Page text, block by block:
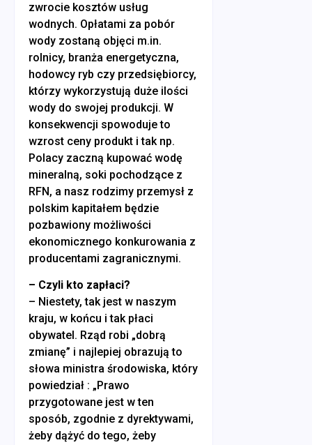
zwrocie kosztów usług
wodnych. Opłatami za pobór
wody zostaną objęci m.in.
rolnicy, branża energetyczna,
hodowcy ryb czy przedsiębiorcy,
którzy wykorzystują duże ilości
wody do swojej produkcji. W
konsekwencji spowoduje to
wzrost ceny produkt i tak np.
Polacy zaczną kupować wodę
mineralną, soki pochodzące z
RFN, a nasz rodzimy przemysł z
polskim kapitałem będzie
pozbawiony możliwości
ekonomicznego konkurowania z
producentami zagranicznymi.
– Czyli kto zapłaci?
– Niestety, tak jest w naszym
kraju, w końcu i tak płaci
obywatel. Rząd robi „dobrą
zmianę” i najlepiej obrazują to
słowa ministra środowiska, który
powiedział : „Prawo
przygotowane jest w ten
sposób, zgodnie z dyrektywami,
żeby dążyć do tego, żeby